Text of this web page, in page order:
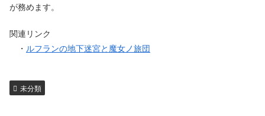
が務めます。
関連リンク
・ ルフランの地下迷宮と魔女ノ旅団
未分類